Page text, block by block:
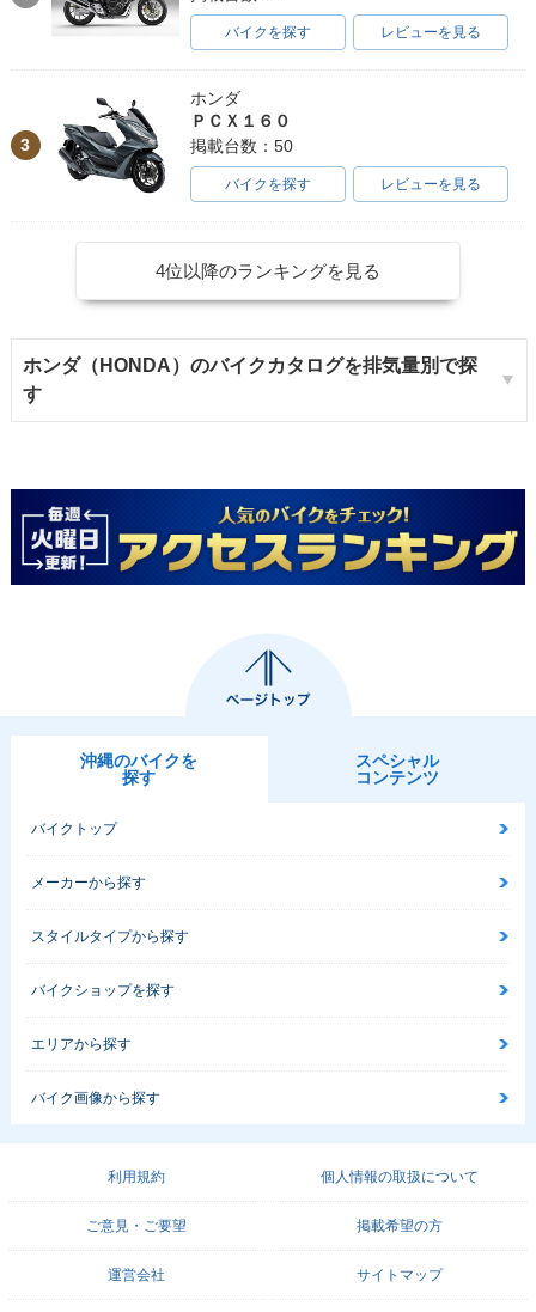
バイクを探す レビューを見る
3
ホンダ
ＰＣＸ１６０
掲載台数：50
バイクを探す レビューを見る
4位以降のランキングを見る
ホンダ（HONDA）のバイクカタログを排気量別で探
す
沖縄のバイクを
探す
スペシャル
コンテンツ
バイクトップ
メーカーから探す
スタイルタイプから探す
バイクショップを探す
エリアから探す
バイク画像から探す
利用規約 個人情報の取扱について
ご意見・ご要望 掲載希望の方
運営会社 サイトマップ